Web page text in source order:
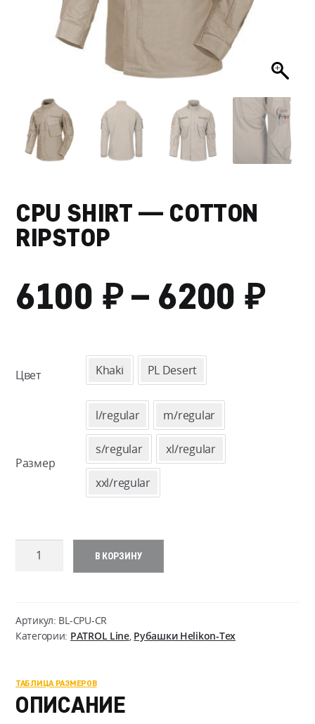
CPU SHIRT — COTTON
RIPSTOP
6100 ₽– 6200 ₽
Цвет Khaki PL Desert
Размер
l/regular m/regular
s/regular xl/regular
xxl/regular
Количество
-
Cotton
В КОРЗИНУ
Артикул: BL-CPU-CR
Категории: PATROL Line, Рубашки Helikon-Tex
ТАБЛИЦА РАЗМЕРОВ
ОПИСАНИЕ